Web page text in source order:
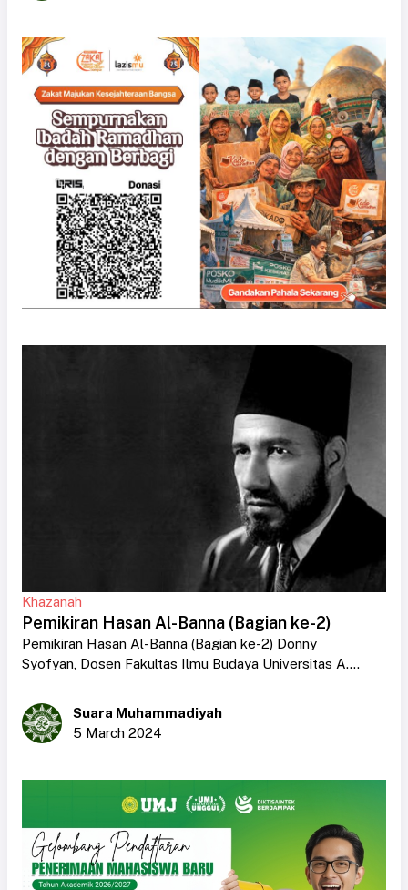
Khazanah
Pemikiran Hasan Al-Banna (Bagian ke-2)
Pemikiran Hasan Al-Banna (Bagian ke-2) Donny
Syofyan, Dosen Fakultas Ilmu Budaya Universitas A....
Suara Muhammadiyah
5 March 2024